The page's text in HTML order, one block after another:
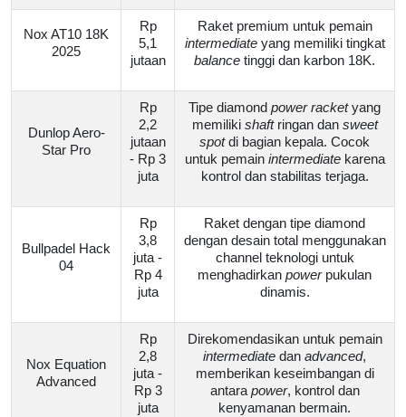
Nox AT10 18K
2025
Rp
5,1
jutaan
Raket premium untuk pemain
intermediateyang memiliki tingkat
balance tinggi dan karbon 18K.
Dunlop Aero-
Star Pro
Rp
2,2
jutaan
- Rp 3
juta
Tipe diamond power racketyang
memiliki shaftringan dan sweet
spotdi bagian kepala. Cocok
untuk pemain intermediate karena
kontrol dan stabilitas terjaga.
Bullpadel Hack
04
Rp
3,8
juta -
Rp 4
juta
Raket dengan tipe diamond
dengan desain total menggunakan
channel teknologi untuk
menghadirkan powerpukulan
dinamis.
Nox Equation
Advanced
Rp
2,8
juta -
Rp 3
juta
Direkomendasikan untuk pemain
intermediate dan advanced,
memberikan keseimbangan di
antara power, kontrol dan
kenyamanan bermain.